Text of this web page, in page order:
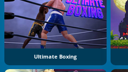
Ultimate Boxing